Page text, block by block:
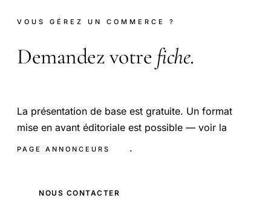
VOUS GÉREZ UN COMMERCE ?
Demandez votre fiche.
La présentation de base est gratuite. Un format
mise en avant éditoriale est possible — voir la
PAGE ANNONCEURS .
NOUS CONTACTER